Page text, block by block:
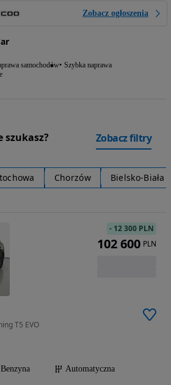
Zobacz ogłoszenia
samochodów Szybka naprawa
szukasz? Zobacz filtry
Chorzów Bielsko-Biała
T5 EVO
Benzyna
Automatyczna
- 12 300 PLN
102 600 PLN